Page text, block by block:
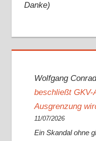
Danke)
Wolfgang
beschließt GKV-
Ausgrenzung
11/07/2026
Ein Skandal ohne